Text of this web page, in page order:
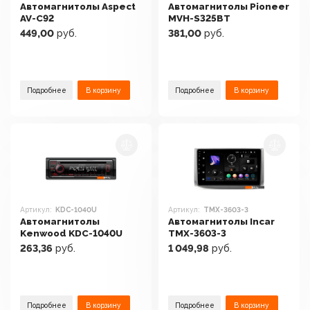
Автомагнитолы Aspect
AV-C92
449,00 руб.
Подробнее В корзину
Автомагнитолы Pioneer
MVH-S325BT
381,00 руб.
Подробнее В корзину
Артикул: KDC-1040U
Автомагнитолы
Kenwood KDC-1040U
263,36 руб.
Подробнее В корзину
Артикул: TMX-3603-3
Автомагнитолы Incar
TMX-3603-3
1 049,98 руб.
Подробнее В корзину